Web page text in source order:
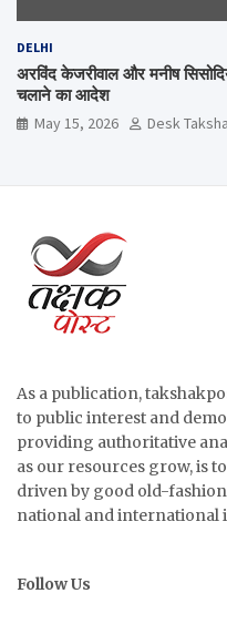
DELHI
अरविंद केजरीवाल और मनीष
चलाने का आदेश
May 15, 2026 Desk
As a publication,
to public interest and
providing authoritative
as our resources grow, is
driven by good old-
national and international
Follow Us